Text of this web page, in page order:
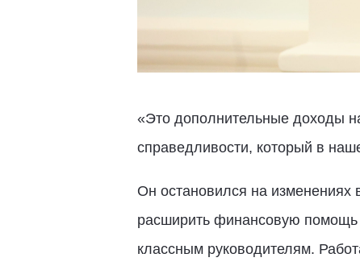
«Это дополнительные доходы
справедливости, который в
Он остановился на изменениях
расширить финансовую помощь
классным руководителям.